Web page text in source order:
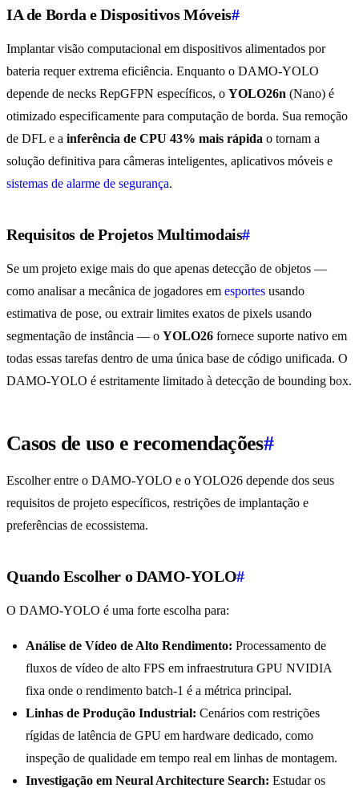
IA de Borda e Dispositivos Móveis#
Implantar visão computacional em dispositivos alimentados por
bateria requer extrema eficiência. Enquanto o DAMO-YOLO
depende de necks RepGFPN específicos, o YOLO26n (Nano) é
otimizado especificamente para computação de borda. Sua remoção
de DFL e a inferência de CPU 43% mais rápida o tornam a
solução definitiva para câmeras inteligentes, aplicativos móveis e
sistemas de alarme de segurança.
Requisitos de Projetos Multimodais#
Se um projeto exige mais do que apenas detecção de objetos —
como analisar a mecânica de jogadores em esportes usando
estimativa de pose, ou extrair limites exatos de pixels usando
segmentação de instância — o YOLO26 fornece suporte nativo em
todas essas tarefas dentro de uma única base de código unificada. O
DAMO-YOLO é estritamente limitado à detecção de bounding box.
Casos de uso e recomendações#
Escolher entre o DAMO-YOLO e o YOLO26 depende dos seus
requisitos de projeto específicos, restrições de implantação e
preferências de ecossistema.
Quando Escolher o DAMO-YOLO#
O DAMO-YOLO é uma forte escolha para:
Análise de Vídeo de Alto Rendimento: Processamento de
fluxos de vídeo de alto FPS em infraestrutura GPU NVIDIA
fixa onde o rendimento batch-1 é a métrica principal.
Linhas de Produção Industrial: Cenários com restrições
rígidas de latência de GPU em hardware dedicado, como
inspeção de qualidade em tempo real em linhas de montagem.
Investigação em Neural Architecture Search: Estudar os